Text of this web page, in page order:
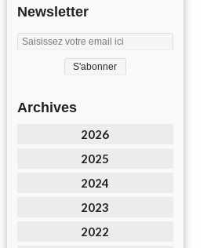
Newsletter
Archives
2026
2025
2024
2023
2022